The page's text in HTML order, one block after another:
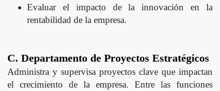
Evaluar el impacto de la innovación en la
rentabilidad de la empresa.
C. Departamento de Proyectos Estratégicos
Administra y supervisa proyectos clave que impactan
el crecimiento de la empresa. Entre las funciones